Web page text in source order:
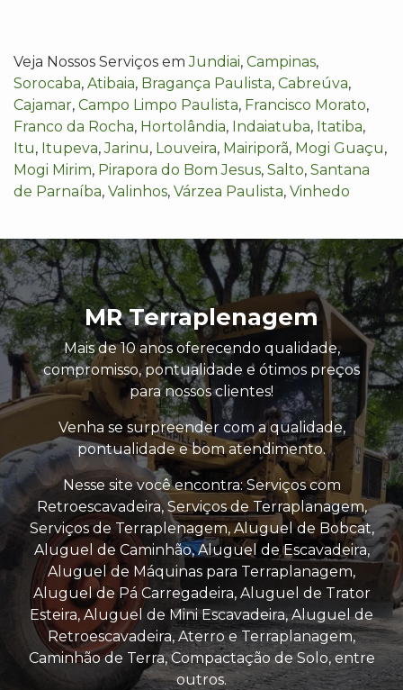
Veja Nossos Serviços emJundiai, Campinas,
Sorocaba, Atibaia, Bragança Paulista, Cabreúva,
Cajamar, Campo Limpo Paulista, Francisco Morato,
Franco da Rocha, Hortolândia, Indaiatuba, Itatiba,
Itu, Itupeva,Jarinu, Louveira, Mairiporã, Mogi Guaçu,
Mogi Mirim, Pirapora do Bom Jesus, Salto, Santana
de Parnaíba, Valinhos, Várzea Paulista, Vinhedo
MR Terraplenagem
Mais de 10 anos oferecendo qualidade,
compromisso, pontualidade e ótimos preços
para nossos clientes!
Venha se surpreender com a qualidade,
pontualidade e bom atendimento.
Nesse site você encontra: Serviços com
Retroescavadeira, Serviços de Terraplanagem,
Serviços de Terraplenagem, Aluguel de Bobcat,
Aluguel de Caminhão, Aluguel de Escavadeira,
Aluguel de Máquinas para Terraplanagem,
Aluguel de Pá Carregadeira, Aluguel de Trator
Esteira, Aluguel de Mini Escavadeira, Aluguel de
Retroescavadeira, Aterro e Terraplanagem,
Caminhão de Terra, Compactação de Solo, entre
outros.